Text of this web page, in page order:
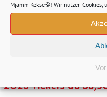
Mjamm Kekse🍪! Wir nutzen Cookies,
🎃Movie Park
2025 Tickets ab